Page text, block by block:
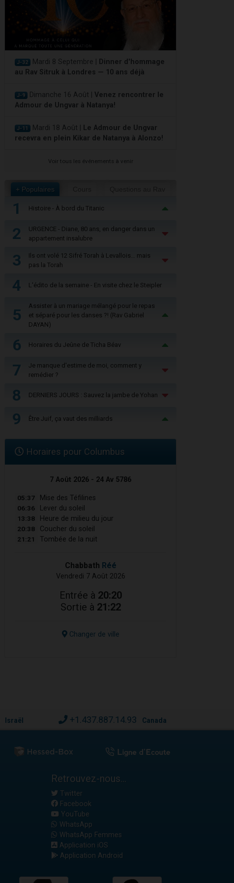
J-32 Mardi 8 Septembre |
Dinner d'hommage
au Rav Sitruk à Londres — 10 ans déjà
J-9 Dimanche 16 Août | Venez rencontrer le
Admour de Ungvar à Natanya!
J-11 Mardi 18 Août |
Le Admour de Ungvar
recevra en plein Kikar de Natanya à Alonzo!
Voir tous les événements à venir
+ Populaires
1 Histoire - À bord du Titanic
2
URGENCE - Diane, 80 ans, en danger dans un
appartement insalubre
3
Ils ont volé 12 Sifré Torah à Levallois… mais
pas la Torah
4 L'édito de la semaine - En visite chez le Steipler
5
Assister à un mariage mélangé pour le repas
et séparé pour les danses ?! (Rav Gabriel
DAYAN)
6 Horaires du Jeûne de Ticha Béav
7
Je manque d'estime de moi, comment y
remédier ?
8 DERNIERS JOURS : Sauvez la jambe de Yohan
9 Être Juif, ça vaut des milliards
Horaires pour Columbus
7 Août 2026 - 24 Av 5786
05:37 Mise des Téfilines
06:36 Lever du soleil
13:38 Heure de milieu du jour
20:38 Coucher du soleil
21:21 Tombée de la nuit
Chabbath Réé
Vendredi 7 Août 2026
Entrée à 20:20
Sortie à 21:22
Changer de ville
Israël +1.437.887.14.93 Canada
Retrouvez-nous...
Twitter
Facebook
YouTube
WhatsApp
WhatsApp Femmes
Application iOS
Application Android